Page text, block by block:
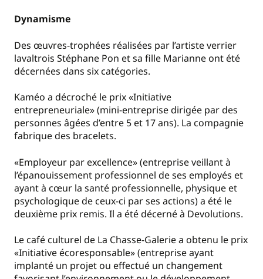
Dynamisme
Des œuvres-trophées réalisées par l’artiste verrier
lavaltrois Stéphane Pon et sa fille Marianne ont été
décernées dans six catégories.
Kaméo a décroché le prix «Initiative
entrepreneuriale» (mini-entreprise dirigée par des
personnes âgées d’entre 5 et 17 ans). La compagnie
fabrique des bracelets.
«Employeur par excellence» (entreprise veillant à
l’épanouissement professionnel de ses employés et
ayant à cœur la santé professionnelle, physique et
psychologique de ceux-ci par ses actions) a été le
deuxième prix remis. Il a été décerné à Devolutions.
Le café culturel de La Chasse-Galerie a obtenu le prix
«Initiative écoresponsable» (entreprise ayant
implanté un projet ou effectué un changement